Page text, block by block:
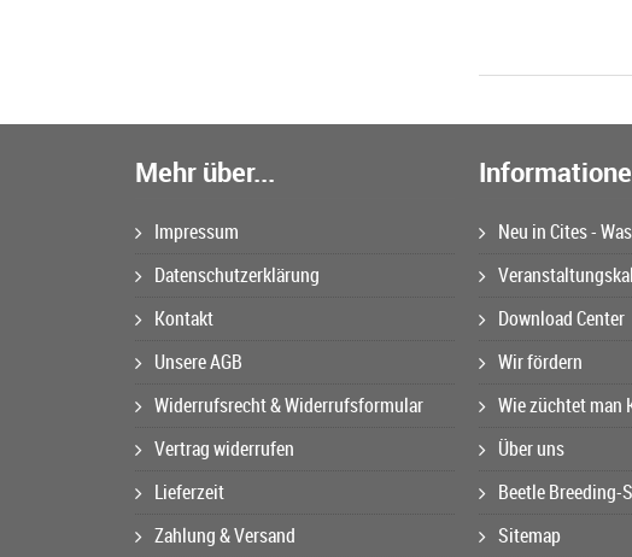
Mehr über...
Impressum
Datenschutzerklärung
Kontakt
Unsere AGB
Widerrufsrecht & Widerrufsformular
Vertrag widerrufen
Lieferzeit
Zahlung & Versand
Neu in Cites -
Download Center
Wir fördern
Wie züchtet man
Über uns
Beetle Breeding-
Sitemap